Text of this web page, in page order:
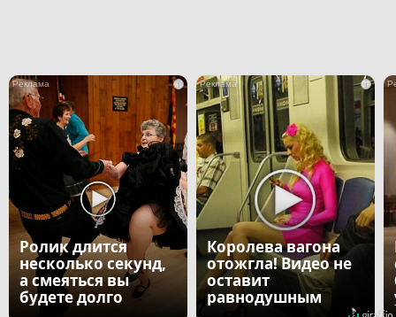
i
Ролик длится
несколько секунд,
а смеяться вы
будете долго
i
Королева вагона
отожгла! Видео не
оставит
равнодушным